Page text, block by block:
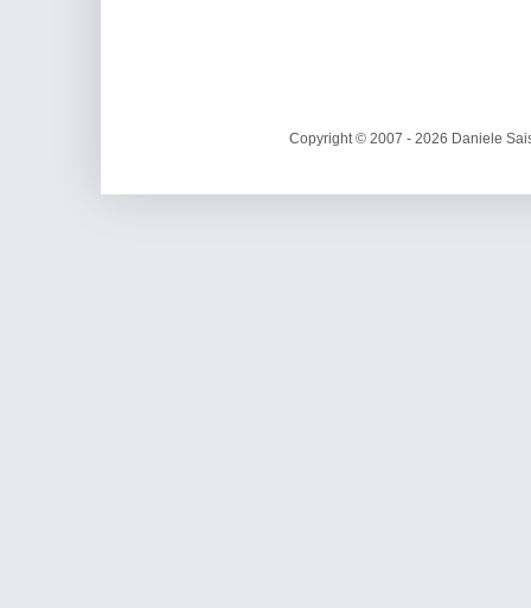
Copyright © 2007 - 2026 Daniele